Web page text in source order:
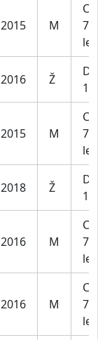
2015 M
7
let
2016 Ž
2015 M
7
let
2018 Ž
2016 M
7
let
2016 M
7
let